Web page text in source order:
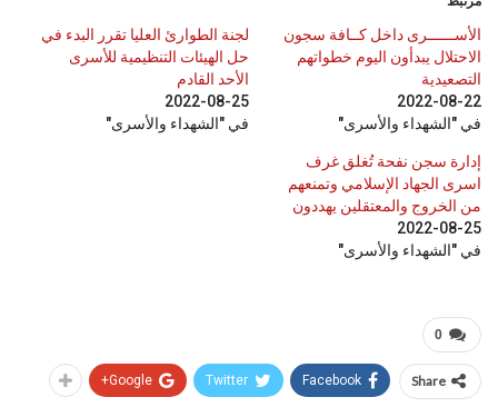
الأســــــرى داخل كــافة سجون
الاحتلال يبدأون اليوم خطواتهم
التصعيدية
2022-08-22
في "الشهداء والأسرى"
لجنة الطوارئ العليا تقرر البدء في
حل الهيئات التنظيمية للأسرى
الأحد القادم
2022-08-25
في "الشهداء والأسرى"
إدارة سجن نفحة تُغلق غرف
اسرى الجهاد الإسلامي وتمنعهم
من الخروج والمعتقلين يهددون
2022-08-25
في "الشهداء والأسرى"
0
Share
Facebook
Twitter
Google+